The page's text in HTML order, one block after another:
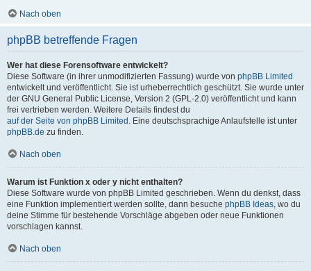
Nach oben
phpBB betreffende Fragen
Wer hat diese Forensoftware entwickelt?
Diese Software (in ihrer unmodifizierten Fassung) wurde von phpBB Limited
entwickelt und veröffentlicht. Sie ist urheberrechtlich geschützt. Sie wurde unter
der GNU General Public License, Version 2 (GPL-2.0) veröffentlicht und kann
frei vertrieben werden. Weitere Details findest du
auf der Seite von phpBB Limited . Eine deutschsprachige Anlaufstelle ist unter
phpBB.de zu finden.
Nach oben
Warum ist Funktion x oder y nicht enthalten?
Diese Software wurde von phpBB Limited geschrieben. Wenn du denkst, dass
eine Funktion implementiert werden sollte, dann besuche phpBB Ideas, wo du
deine Stimme für bestehende Vorschläge abgeben oder neue Funktionen
vorschlagen kannst.
Nach oben